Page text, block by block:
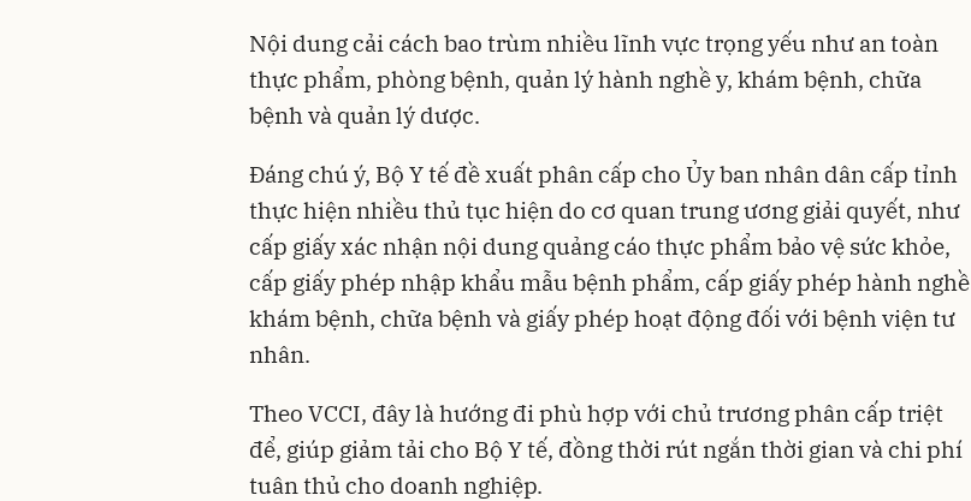
Nội dung cải cách bao trùm nhiều lĩnh vực trọng yếu như an toàn
thực phẩm, phòng bệnh, quản lý hành nghề y, khám bệnh, chữa
bệnh và quản lý dược.
Đáng chú ý, Bộ Y tế đề xuất phân cấp cho Ủy ban nhân dân cấp tỉnh
thực hiện nhiều thủ tục hiện do cơ quan trung ương giải quyết, như
cấp giấy xác nhận nội dung quảng cáo thực phẩm bảo vệ sức khỏe,
cấp giấy phép nhập khẩu mẫu bệnh phẩm, cấp giấy phép hành nghề
khám bệnh, chữa bệnh và giấy phép hoạt động đối với bệnh viện tư
nhân.
Theo VCCI, đây là hướng đi phù hợp với chủ trương phân cấp triệt
để, giúp giảm tải cho Bộ Y tế, đồng thời rút ngắn thời gian và chi phí
tuân thủ cho doanh nghiệp.